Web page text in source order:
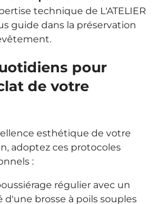
technique de L'ATELIER
guide dans la préservation
pour
de votre
esthétique de votre
adoptez ces protocoles
:
régulier avec un
d'une brosse à poils souples